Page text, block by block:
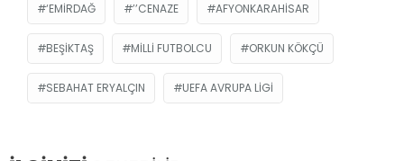
‘EMIRDAĞ ’’CENAZE AFYONKARAHISAR
BEŞIKTAŞ MILLI FUTBOLCU ORKUN KÖKÇÜ
SEBAHAT ERYALÇIN UEFA AVRUPA LIGI